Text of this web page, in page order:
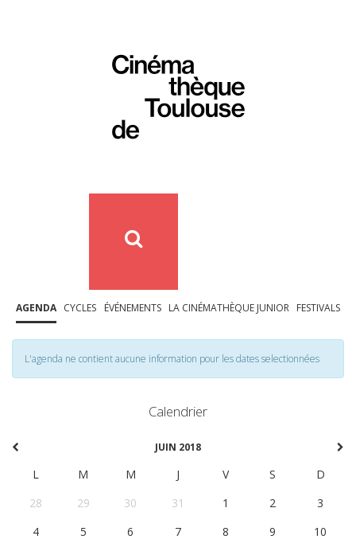
AGENDA CYCLES ÉVÉNEMENTS LA CINÉMATHÈQUE JUNIOR FESTIVALS
L'agenda ne contient aucune information pour les dates selectionnées
Calendrier
JUIN 2018
L M M J V S
D
28
29 30 31 1 2
3
4
5 6 7 8 9
10